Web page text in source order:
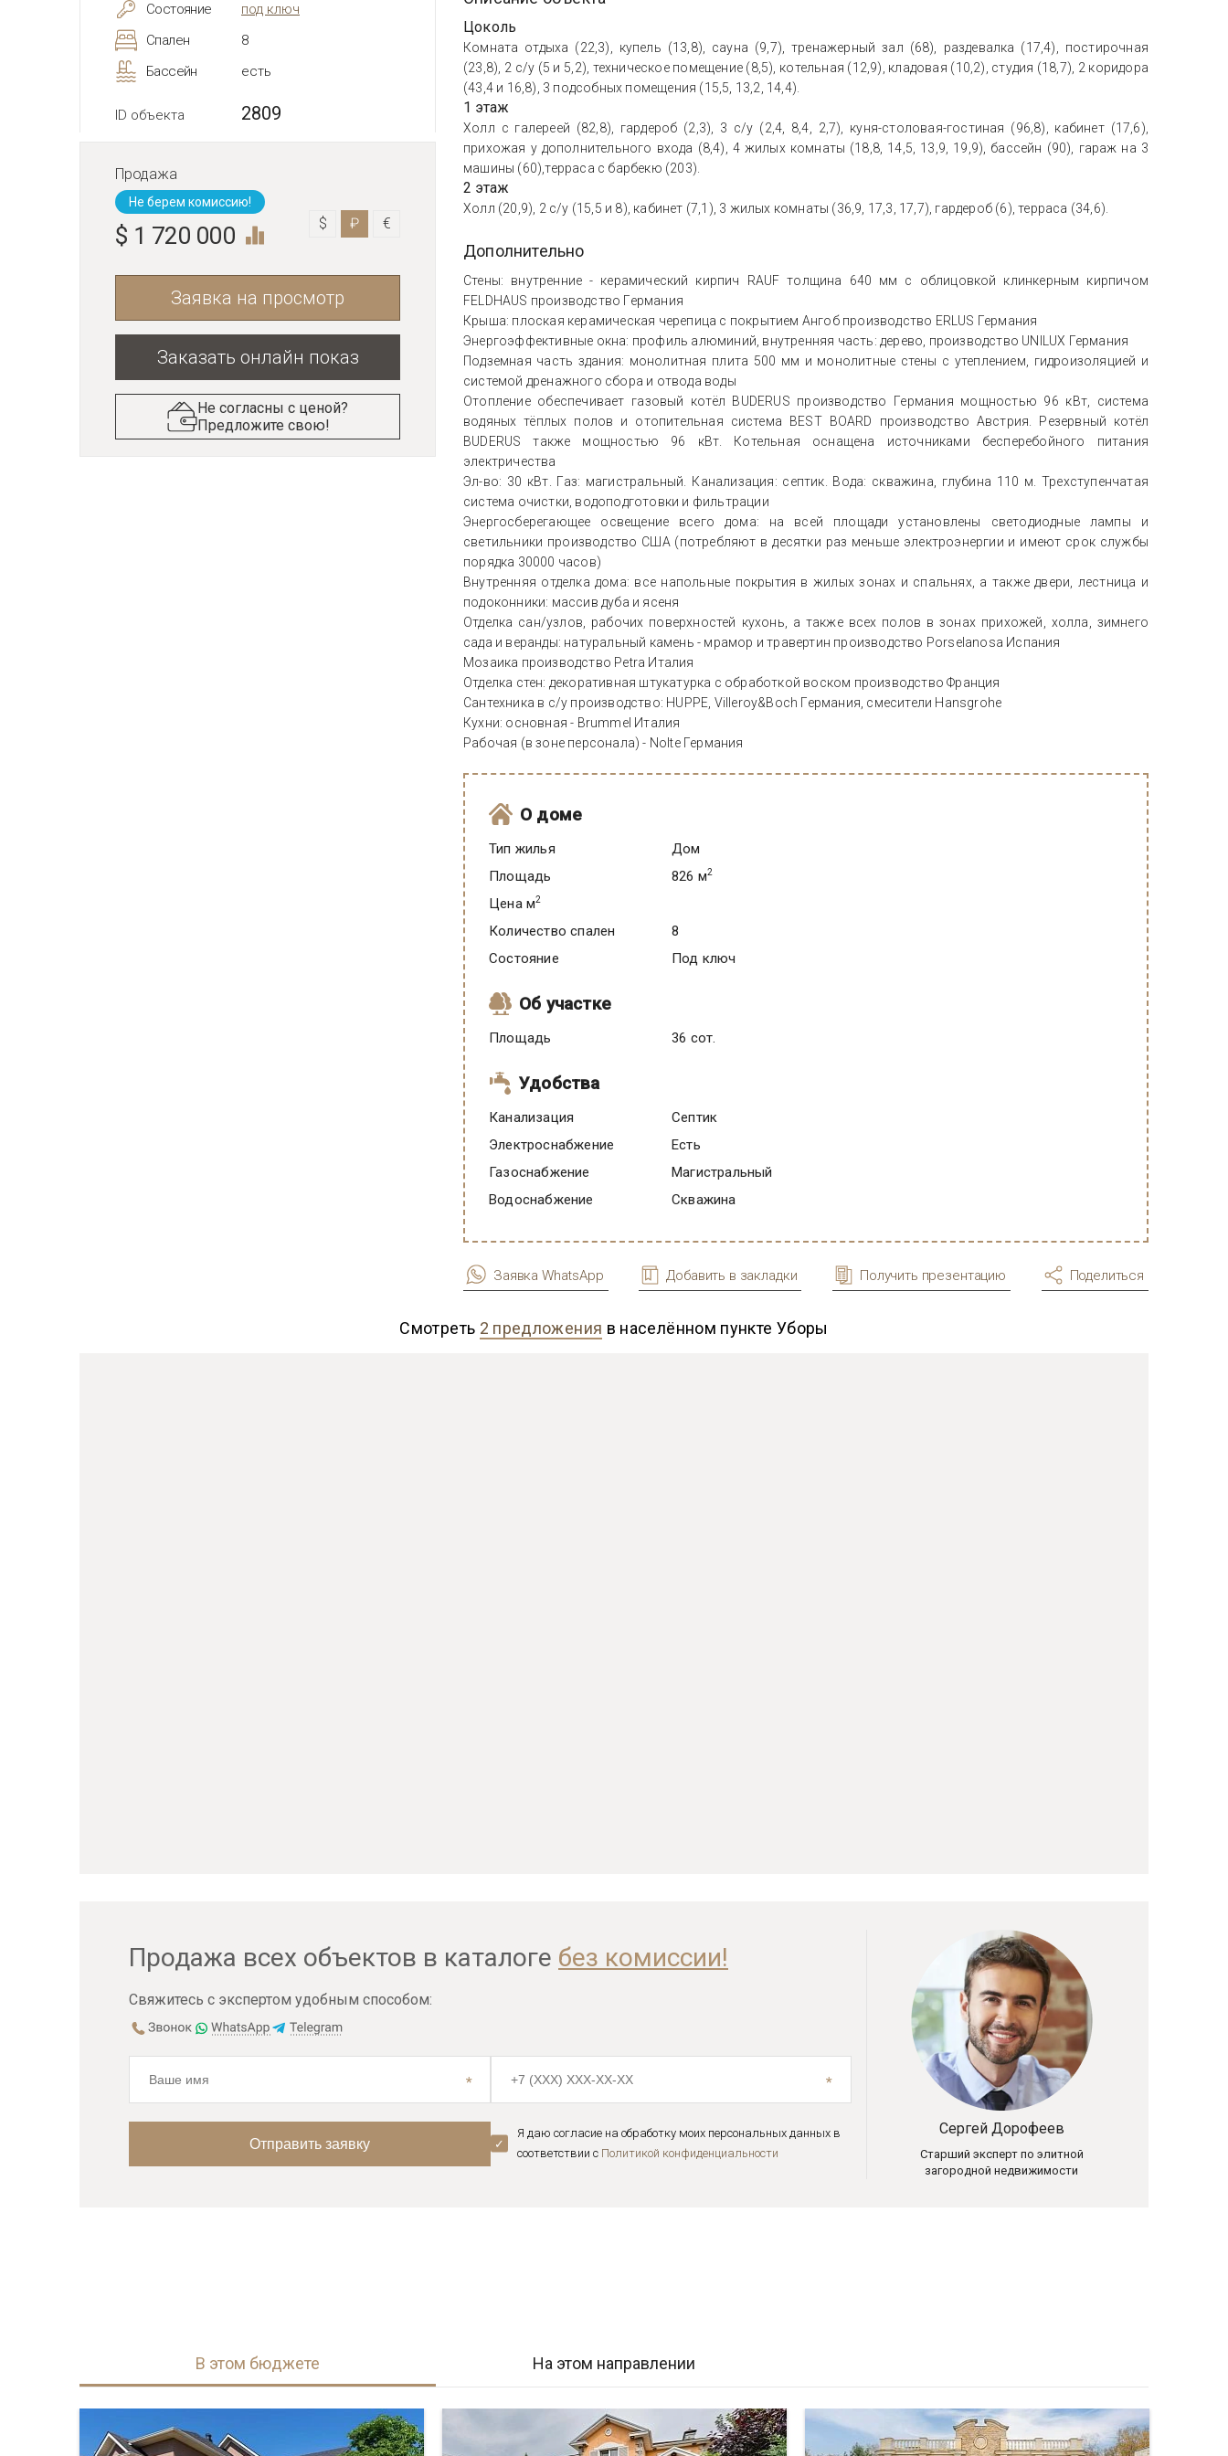
Состояние
под ключ
Спален
8
Бассейн
есть
ID объекта 2809
Продажа
Не берем комиссию!
$ 1 720 000 $ ₽ €
Заявка на просмотр
Заказать онлайн показ
Не согласны с ценой?
Предложите свою!
Цоколь
Комната отдыха (22,3), купель (13,8), сауна (9,7), тренажерный зал (68), раздевалка (17,4), постирочная
(23,8), 2 с/у (5 и 5,2), техническое помещение (8,5), котельная (12,9), кладовая (10,2), студия (18,7), 2 коридора
(43,4 и 16,8), 3 подсобных помещения (15,5, 13,2, 14,4).
1 этаж
Холл с галереей (82,8), гардероб (2,3), 3 с/у (2,4, 8,4, 2,7), куня-столовая-гостиная (96,8), кабинет (17,6),
прихожая у дополнительного входа (8,4), 4 жилых комнаты (18,8, 14,5, 13,9, 19,9), бассейн (90), гараж на 3
машины (60),терраса с барбекю (203).
2 этаж
Холл (20,9), 2 с/у (15,5 и 8), кабинет (7,1), 3 жилых комнаты (36,9, 17,3, 17,7), гардероб (6), терраса (34,6).
Дополнительно
Стены: внутренние - керамический кирпич RAUF толщина 640 мм с облицовкой клинкерным кирпичом
FELDHAUS производство Германия
Крыша: плоская керамическая черепица с покрытием Ангоб производство ERLUS Германия
Энергоэффективные окна: профиль алюминий, внутренняя часть: дерево, производство UNILUX Германия
Подземная часть здания: монолитная плита 500 мм и монолитные стены с утеплением, гидроизоляцией и
системой дренажного сбора и отвода воды
Отопление обеспечивает газовый котёл BUDERUS производство Германия мощностью 96 кВт, система
водяных тёплых полов и отопительная система BEST BOARD производство Австрия. Резервный котёл
BUDERUS также мощностью 96 кВт. Котельная оснащена источниками бесперебойного питания
электричества
Эл-во: 30 кВт. Газ: магистральный. Канализация: септик. Вода: скважина, глубина 110 м. Трехступенчатая
система очистки, водоподготовки и фильтрации
Энергосберегающее освещение всего дома: на всей площади установлены светодиодные лампы и
светильники производство США (потребляют в десятки раз меньше электроэнергии и имеют срок службы
порядка 30000 часов)
Внутренняя отделка дома: все напольные покрытия в жилых зонах и спальнях, а также двери, лестница и
подоконники: массив дуба и ясеня
Отделка сан/узлов, рабочих поверхностей кухонь, а также всех полов в зонах прихожей, холла, зимнего
сада и веранды: натуральный камень - мрамор и травертин производство Porselanosа Испания
Мозаика производство Petra Италия
Отделка стен: декоративная штукатурка с обработкой воском производство Франция
Сантехника в с/у производство: HUPPE, Villeroy&Boch Германия, смесители Hansgrohe
Кухни: основная - Brummel Италия
Рабочая (в зоне персонала) - Nolte Германия
О доме
Тип жилья
Дом
Площадь
826 м2
Цена м2
Количество спален
8
Состояние
под ключ
Об участке
Площадь 36 сот.
Удобства
Канализация
Септик
Электроснабжение
есть
Газоснабжение
Магистральный
Водоснабжение
Скважина
Заявка WhatsApp Добавить в закладки Получить презентацию Поделиться
Смотреть 2 предложения в населённом пункте Уборы
Продажа всех объектов в каталоге без комиссии!
Свяжитесь с экспертом удобным способом:
Я даю согласие на обработку моих персональных данных в
соответствии с Политикой конфиденциальноcти
Сергей Дорофеев
Старший эксперт по элитной
загородной недвижимости
В этом бюджете На этом направлении